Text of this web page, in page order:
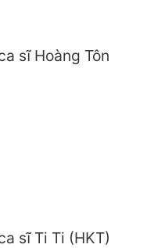
sĩ Hoàng Tôn
sĩ Ti Ti (HKT)